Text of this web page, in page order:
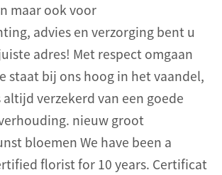
maar ook voor
advies en verzorging bent u
adres! Met respect omgaan
staat bij ons hoog in het vaandel,
verzekerd van een goede
nieuw groot
bloemen We have been a
florist for 10 years. Certificat